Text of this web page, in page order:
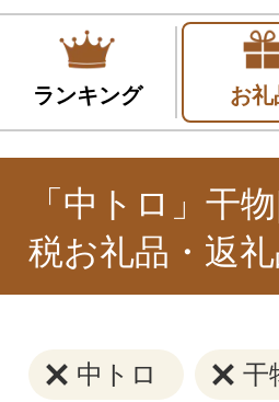
ランキング お礼
「中トロ」干
税お礼品・返
中トロ 干